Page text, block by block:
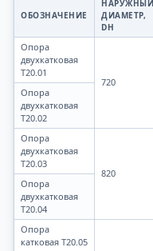
ОБОЗНАЧЕНИЕ
НАРУЖНЫЙ
ДИАМЕТР,
DН
Опора
двухкатковая
Т20.01
720
Опора
двухкатковая
Т20.02
Опора
двухкатковая
Т20.03
820
Опора
двухкатковая
Т20.04
Опора
катковая Т20.05